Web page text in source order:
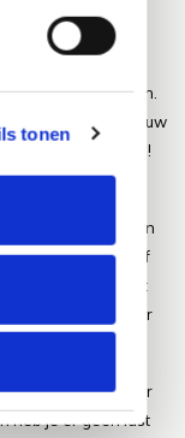
tonen
door ervoor te
in kunnen komen.
dat slakken bij uw
goede manier zijn!
ze over
of tuinbedden
eierschalen of
waar slakken niet
handige manier
barrière voor
heb je er geen last